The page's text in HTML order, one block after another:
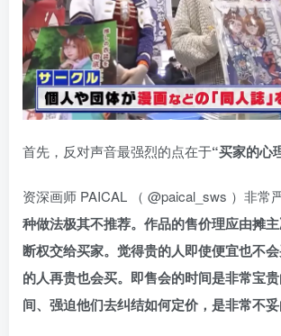
首先，反对声音最强烈的点在于“买家的心
资深画师 PAICAL （ @paical_sws ）非常
种做法极其不推荐。作品的售价理应由摊
断权交给买家。觉得贵的人即使便宜也不
的人再贵也会买。即售会的时间是非常宝
间、强迫他们去纠结如何定价，是非常不